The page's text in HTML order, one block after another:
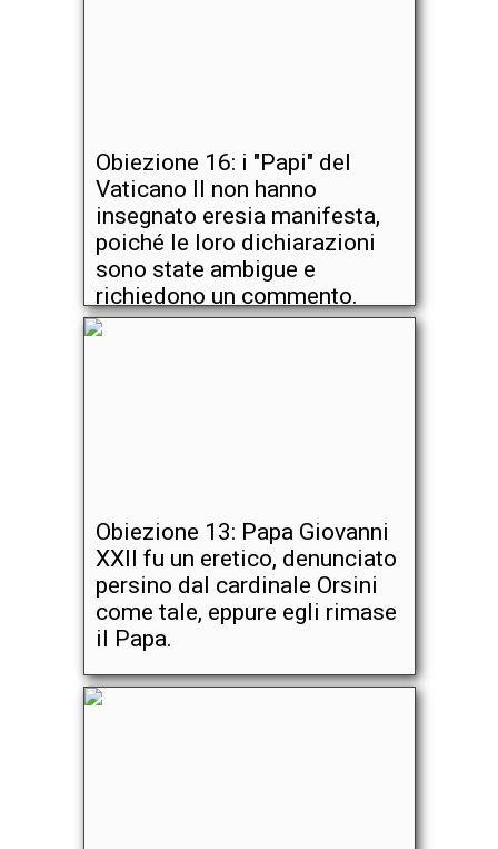
Obiezione 16: i "Papi" del
Vaticano II non hanno
insegnato eresia manifesta,
poiché le loro dichiarazioni
sono state ambigue e
richiedono un commento.
Obiezione 13: Papa Giovanni
XXII fu un eretico, denunciato
persino dal cardinale Orsini
come tale, eppure egli rimase
il Papa.